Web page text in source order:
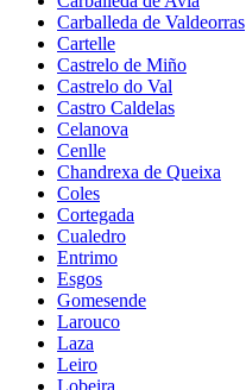
Carballeda de Valdeorras
Cartelle
Castrelo de Miño
Castrelo do Val
Castro Caldelas
Celanova
Cenlle
Chandrexa de Queixa
Coles
Cortegada
Cualedro
Entrimo
Esgos
Gomesende
Larouco
Laza
Leiro
Lobeira